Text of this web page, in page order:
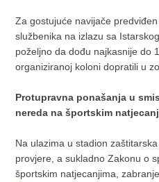
Za gostujuće navijače
službenika na izlazu sa
poželjno da dođu najkasnije do
organiziranoj koloni dopratili u
Protupravna ponašanja u
nereda na športskim
Na ulazima u stadion
provjere, a sukladno Zakonu o
športskim natjecanjima,